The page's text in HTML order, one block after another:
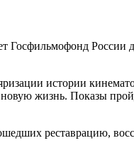
Госфильмофонд России
истории
жизнь. Показы
реставрацию,